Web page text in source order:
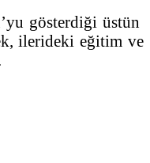
gösterdiği üstün
ilerideki eğitim ve